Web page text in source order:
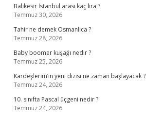
Balıkesir İstanbul arası kaç lira ?
Temmuz 30, 2026
Tahir ne demek Osmanlıca ?
Temmuz 28, 2026
Baby boomer kuşağı nedir ?
Temmuz 25, 2026
Kardeşlerim’in yeni dizisi ne zaman başlayacak ?
Temmuz 24, 2026
10. sınıfta Pascal üçgeni nedir ?
Temmuz 24, 2026